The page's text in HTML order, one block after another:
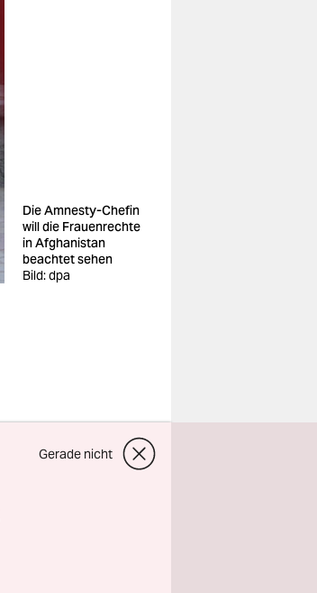
Die Amnesty-Chefin
will die Frauenrechte
in Afghanistan
beachtet sehen
Bild: dpa
Gerade nicht